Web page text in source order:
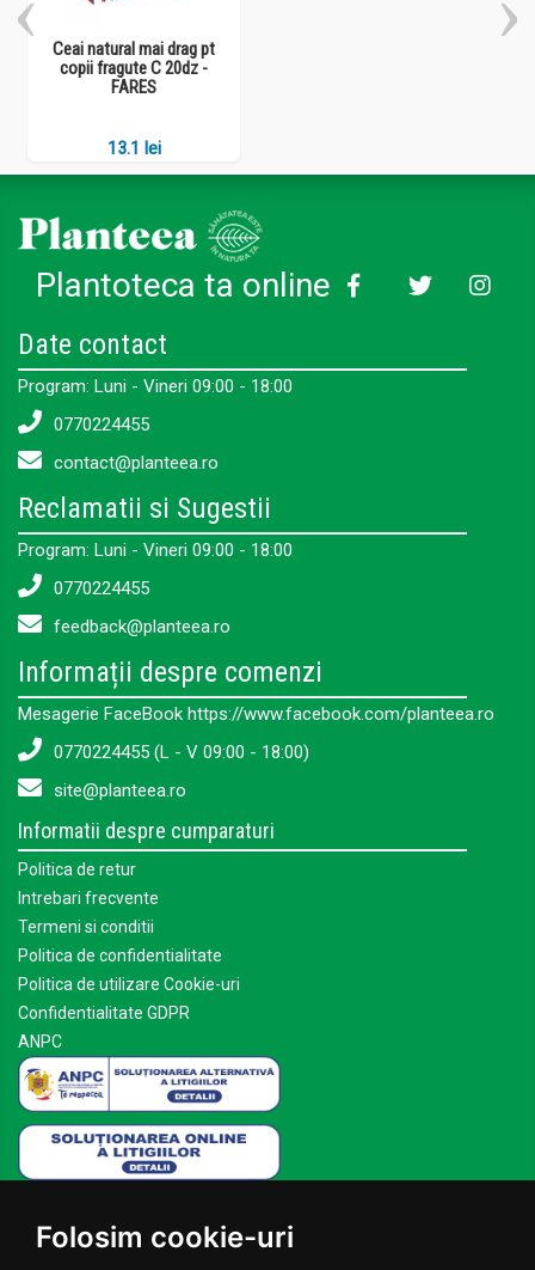
Folosim cookie-uri
Ceai natural mai drag pt
copii fragute C 20dz -
FARES
13.1 lei
Plantoteca ta online
Date contact
Program: Luni - Vineri 09:00 - 18:00
0770224455
contact@planteea.ro
Reclamatii si Sugestii
Program: Luni - Vineri 09:00 - 18:00
0770224455
feedback@planteea.ro
Informații despre comenzi
Mesagerie FaceBook https://www.facebook.com/planteea.ro
0770224455 (L - V 09:00 - 18:00)
site@planteea.ro
Informatii despre cumparaturi
Politica de retur
Intrebari frecvente
Termeni si conditii
Politica de confidentialitate
Politica de utilizare Cookie-uri
Confidentialitate GDPR
ANPC
Acasa